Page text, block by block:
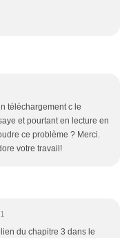
téléchargement c le
et pourtant en lecture en
ce problème ? Merci.
votre travail!
du chapitre 3 dans le